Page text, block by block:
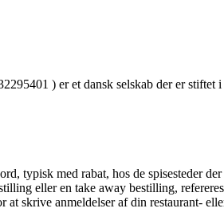
) er et dansk selskab der er
typisk med rabat, hos de spisesteder
eller en take away bestilling,
skrive anmeldelser af din restaurant-